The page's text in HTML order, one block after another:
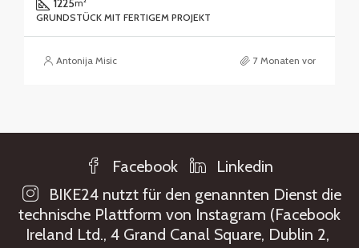
1225m²
GRUNDSTÜCK MIT FERTIGEM PROJEKT
Antonija Misic 7 Monaten vor
Facebook
Linkedin
BIKE24 nutzt für den genannten Dienst die
technische Plattform von Instagram (Facebook
Ireland Ltd., 4 Grand Canal Square, Dublin 2,